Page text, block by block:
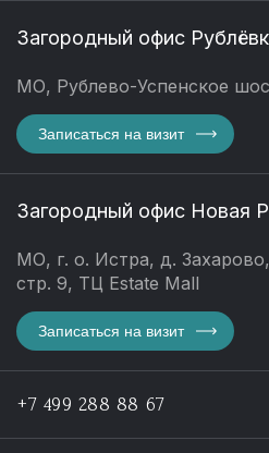
Загородный офис
МО, Рублево-Успенское
Записаться на визит
Загородный офис Новая
МО, г. о. Истра, д.
стр. 9, ТЦ Estate Mall
Записаться на визит
+7 499 288 88 67